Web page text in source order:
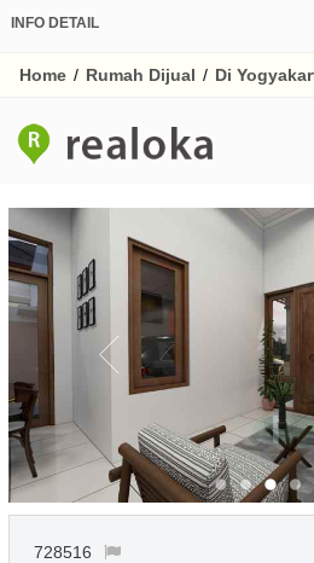
INFO DETAIL
Home / Rumah Dijual / Di
728516